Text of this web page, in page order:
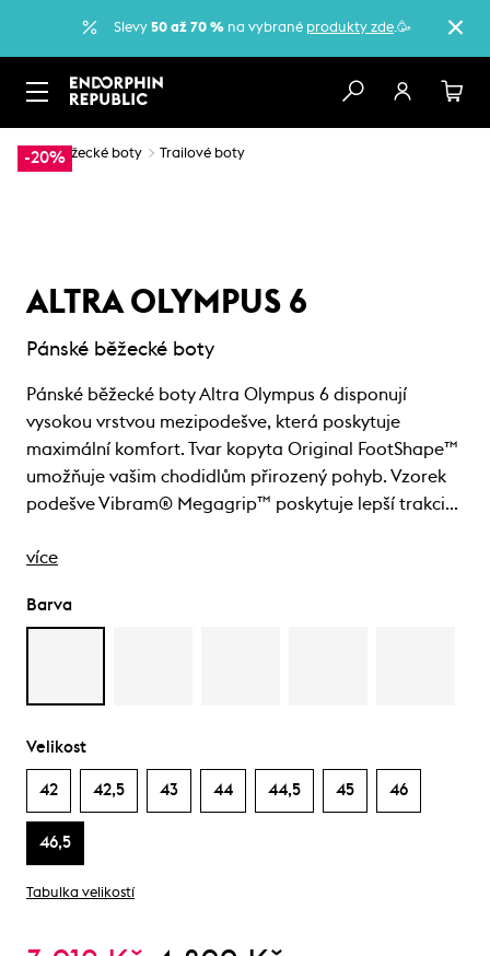
Slevy 50 až 70 % na vybrané produkty zde.🥳
-20%
… Běžecké boty Trailové boty
ALTRA OLYMPUS 6
Pánské běžecké boty
Pánské běžecké boty Altra Olympus 6 disponují
vysokou vrstvou mezipodešve, která poskytuje
maximální komfort. Tvar kopyta Original FootShape™
umožňuje vašim chodidlům přirozený pohyb. Vzorek
podešve Vibram® Megagrip™ poskytuje lepší trakci…
více
Barva
Velikost
42 42,5 43 44 44,5 45 46
46,5
Tabulka velikostí